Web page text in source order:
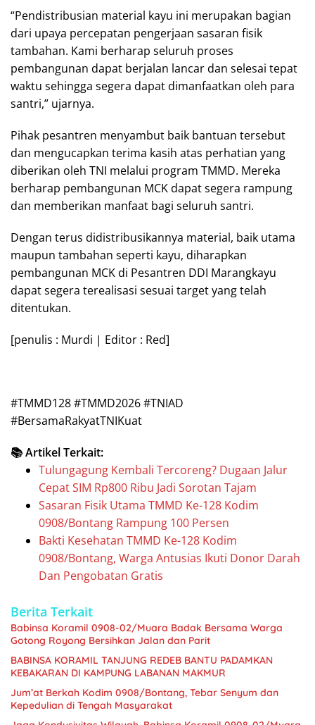
“Pendistribusian material kayu ini merupakan bagian
dari upaya percepatan pengerjaan sasaran fisik
tambahan. Kami berharap seluruh proses
pembangunan dapat berjalan lancar dan selesai tepat
waktu sehingga segera dapat dimanfaatkan oleh para
santri,” ujarnya.
Pihak pesantren menyambut baik bantuan tersebut
dan mengucapkan terima kasih atas perhatian yang
diberikan oleh TNI melalui program TMMD. Mereka
berharap pembangunan MCK dapat segera rampung
dan memberikan manfaat bagi seluruh santri.
Dengan terus didistribusikannya material, baik utama
maupun tambahan seperti kayu, diharapkan
pembangunan MCK di Pesantren DDI Marangkayu
dapat segera terealisasi sesuai target yang telah
ditentukan.
[penulis : Murdi | Editor : Red]
#TMMD128 #TMMD2026 #TNIAD
#BersamaRakyatTNIKuat
📚 Artikel Terkait:
Tulungagung Kembali Tercoreng? Dugaan Jalur
Cepat SIM Rp800 Ribu Jadi Sorotan Tajam
Sasaran Fisik Utama TMMD Ke-128 Kodim
0908/Bontang Rampung 100 Persen
Bakti Kesehatan TMMD Ke-128 Kodim
0908/Bontang, Warga Antusias Ikuti Donor Darah
Dan Pengobatan Gratis
Berita Terkait
Babinsa Koramil 0908-02/Muara Badak Bersama Warga
Gotong Royong Bersihkan Jalan dan Parit
BABINSA KORAMIL TANJUNG REDEB BANTU PADAMKAN
KEBAKARAN DI KAMPUNG LABANAN MAKMUR
Jum’at Berkah Kodim 0908/Bontang, Tebar Senyum dan
Kepedulian di Tengah Masyarakat